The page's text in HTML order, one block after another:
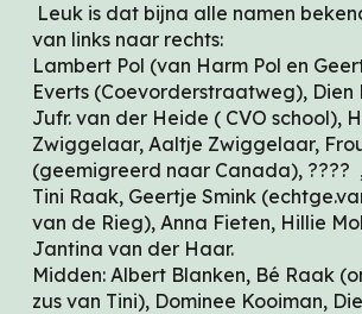
Leuk is dat bijna alle namen
van links naar rechts:
Lambert Pol (van Harm Pol en
Everts (Coevorderstraatweg), Dien
Jufr. van der Heide ( CVO school),
Zwiggelaar, Aaltje Zwiggelaar,
(geemigreerd naar Canada), ????
Tini Raak, Geertje Smink
van de Rieg), Anna Fieten, Hillie
Jantina van der Haar.
Midden: Albert Blanken, Bé Raak
zus van Tini), Dominee Kooiman,